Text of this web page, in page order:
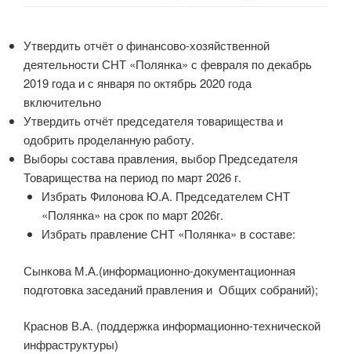
Утвердить отчёт о финансово-хозяйственной
деятельности СНТ «Полянка» с февраля по декабрь
2019 года и с января по октябрь 2020 года
включительно
Утвердить отчёт председателя товарищества и
одобрить проделанную работу.
Выборы состава правления, выбор Председателя
Товарищества на период по март 2026 г.
Избрать Филонова Ю.А. Председателем СНТ
«Полянка» на срок по март 2026г.
Избрать правление СНТ «Полянка» в составе:
Сынкова М.А.(информационно-документационная
подготовка заседаний правления и Общих собраний);
Краснов В.А. (поддержка информационно-технической
инфраструктуры)